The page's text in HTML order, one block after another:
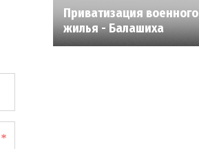
Приватизация военного
жилья - Балашиха